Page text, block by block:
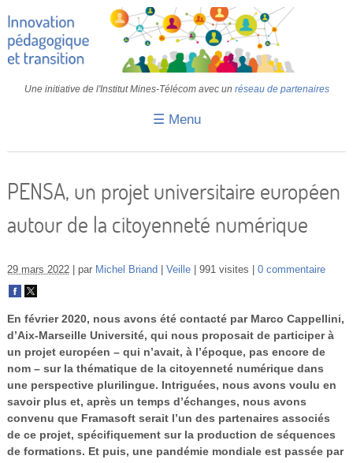
Une initiative de l'Institut Mines-Télécom avec un réseau de partenaires
☰ Menu
Retours d’expériences
IA
Colloques
Vidéos
S’inscrire
Se connecter
PENSA, un projet universitaire européen
autour de la citoyenneté numérique
29 mars 2022 par Michel Briand Veille 991 visites 0 commentaire
En février 2020, nous avons été contacté par Marco Cappellini,
d’Aix-Marseille Université, qui nous proposait de participer à
un projet européen – qui n’avait, à l’époque, pas encore de
nom – sur la thématique de la citoyenneté numérique dans
une perspective plurilingue. Intriguées, nous avons voulu en
savoir plus et, après un temps d’échanges, nous avons
convenu que Framasoft serait l’un des partenaires associés
de ce projet, spécifiquement sur la production de séquences
de formations. Et puis, une pandémie mondiale est passée par